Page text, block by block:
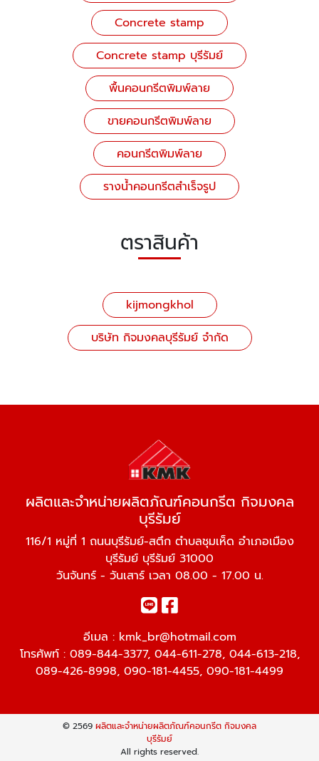
Concrete stamp
Concrete stamp บุรีรัมย์
พื้นคอนกรีตพิมพ์ลาย
ขายคอนกรีตพิมพ์ลาย
คอนกรีตพิมพ์ลาย
รางน้ำคอนกรีตสำเร็จรูป
ตราสินค้า
kijmongkhol
บริษัท กิจมงคลบุรีรัมย์ จำกัด
ผลิตและจำหน่ายผลิตภัณฑ์คอนกรีต กิจมงคล
บุรีรัมย์
116/1 หมู่ที่ 1 ถนนบุรีรัมย์-สตึก ตำบลชุมเห็ด อำเภอเมือง
บุรีรัมย์ บุรีรัมย์ 31000
วันจันทร์ - วันเสาร์ เวลา 08.00 - 17.00 น.
อีเมล : kmk_br@hotmail.com
โทรศัพท์ : 089-844-3377, 044-611-278, 044-613-218,
089-426-8998, 090-181-4455, 090-181-4499
© 2569 ผลิตและจำหน่ายผลิตภัณฑ์คอนกรีต กิจมงคล
บุรีรัมย์
All rights reserved.